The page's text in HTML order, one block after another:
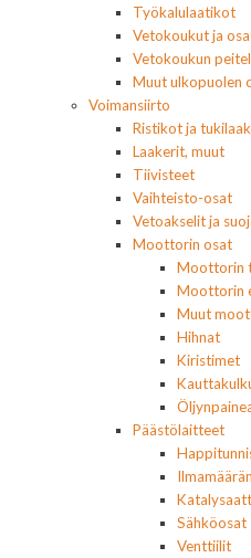
Työkalulaatikot
Vetokoukut ja
Vetokoukun
Muut ulkopuolen
Voimansiirto
Ristikot ja
Laakerit, muut
Tiivisteet
Vaihteisto-osat
Vetoakselit ja
Moottorin osat
Moottorin
Moottorin
Muut
Hihnat
Kiristimet
Päästölaitteet
Sähköosat
Venttiilit